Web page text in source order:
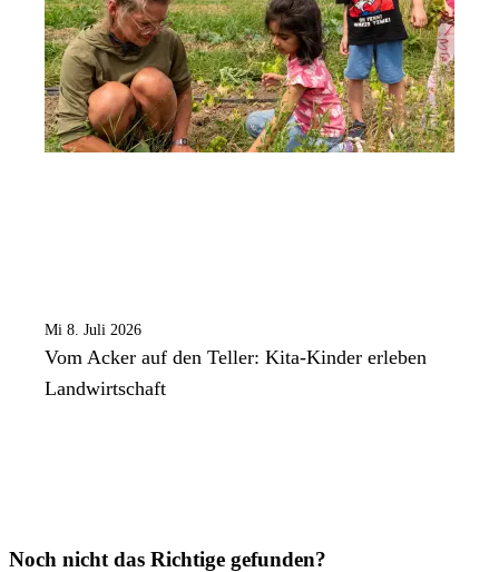
Mi 8. Juli 2026
Vom Acker auf den Teller: Kita-Kinder erleben
Landwirtschaft
Noch nicht das Richtige gefunden?